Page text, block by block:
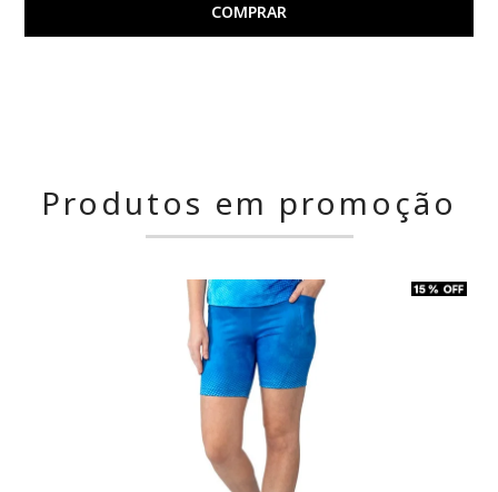
COMPRAR
Produtos em promoção